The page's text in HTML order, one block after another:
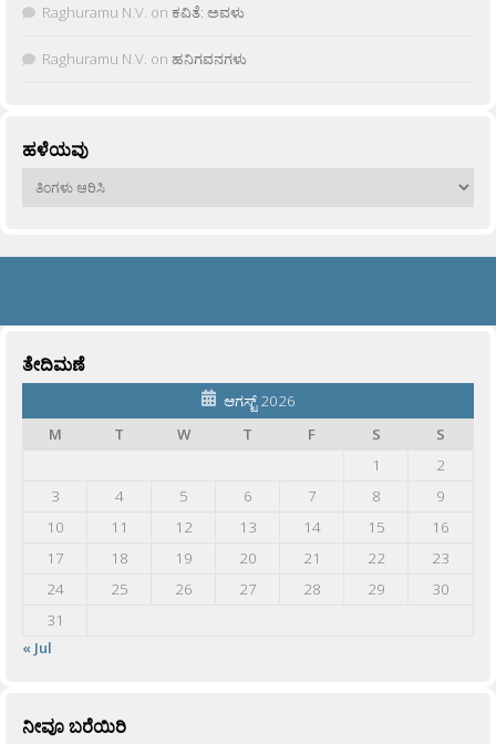
Raghuramu N.V. on ಕವಿತೆ: ಅವಳು
Raghuramu N.V. on ಹನಿಗವನಗಳು
ಹಳೆಯವು
ಹಳೆಯವು
ತೇದಿಮಣೆ
ಆಗಸ್ಟ್ 2026
M
T W T F S
S
1
2
3
4 5 6 7 8
9
10
11 12 13 14 15
16
17
18 19 20 21 22
23
24
25 26 27 28 29
30
31
« Jul
ನೀವೂ ಬರೆಯಿರಿ